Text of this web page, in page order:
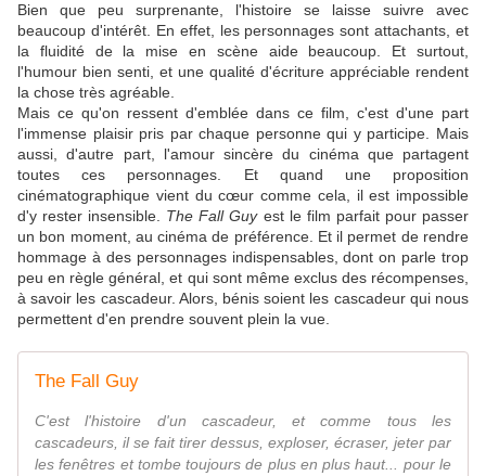
Bien que peu surprenante, l'histoire se laisse suivre avec
beaucoup d'intérêt. En effet, les personnages sont attachants, et
la fluidité de la mise en scène aide beaucoup. Et surtout,
l'humour bien senti, et une qualité d'écriture appréciable rendent
la chose très agréable.
Mais ce qu'on ressent d'emblée dans ce film, c'est d'une part
l'immense plaisir pris par chaque personne qui y participe. Mais
aussi, d'autre part, l'amour sincère du cinéma que partagent
toutes ces personnages. Et quand une proposition
cinématographique vient du cœur comme cela, il est impossible
d'y rester insensible. The Fall Guyest le film parfait pour passer
un bon moment, au cinéma de préférence. Et il permet de rendre
hommage à des personnages indispensables, dont on parle trop
peu en règle général, et qui sont même exclus des récompenses,
à savoir les cascadeur. Alors, bénis soient les cascadeur qui nous
permettent d'en prendre souvent plein la vue.
The Fall Guy
C'est l'histoire d'un cascadeur, et comme tous les
cascadeurs, il se fait tirer dessus, exploser, écraser, jeter par
les fenêtres et tombe toujours de plus en plus haut... pour le